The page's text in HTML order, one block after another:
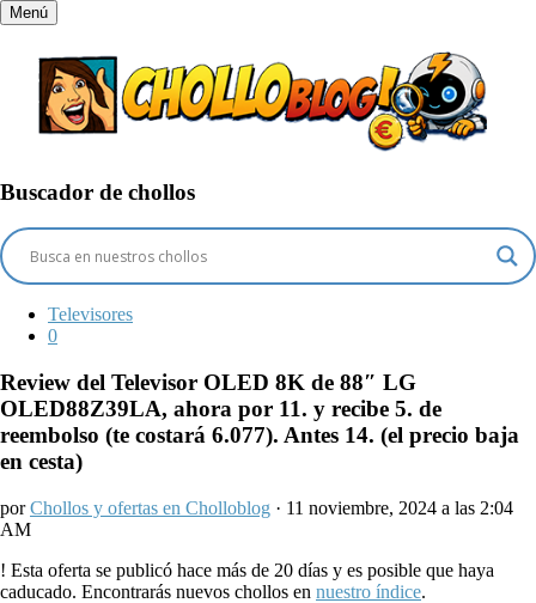
Menú
Buscador de chollos
Televisores
0
Review del Televisor OLED 8K de 88″ LG
OLED88Z39LA, ahora por 11. y recibe 5. de
reembolso (te costará 6.077). Antes 14. (el precio baja
en cesta)
porChollos y ofertas en Cholloblog · 11 noviembre, 2024 a las 2:04
AM
! Esta oferta se publicó hace más de 20 días y es posible que haya
caducado. Encontrarás nuevos chollos en nuestro índice.